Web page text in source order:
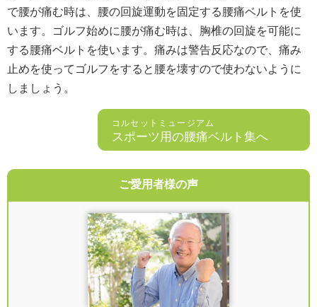
で腰が痛む時は、腰の回旋運動を固定する腰痛ベルトを使
います。ゴルフ始めに腰が痛む時は、胸椎の回旋を可能に
する腰痛ベルトを使います。痛みは警告反応なので、痛み
止めを使ってゴルフをすると腰を壊すので使わないように
しましょう。
コルセットミュージアム
スポーツ用の腰痛ベルト集へ
ご愛用者様の声